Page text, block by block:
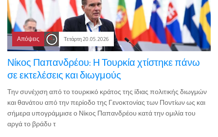
Απόψεις Τετάρτη 20.05.2026
Νίκος Παπανδρέου: Η Τουρκία χτίστηκε πάνω
σε εκτελέσεις και διωγμούς
Την συνέχιση από το τουρκικό κράτος της ίδιας πολιτικής διωγμών
και θανάτου από την περίοδο της Γενοκτονίας των Ποντίων ως και
σήμερα υπογράμμισε ο Νίκος Παπανδρέου κατά την ομιλία του
αργά το βράδυ τ